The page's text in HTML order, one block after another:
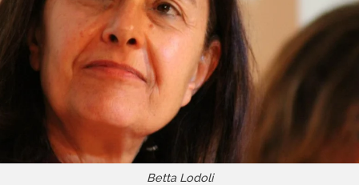
Betta Lodoli